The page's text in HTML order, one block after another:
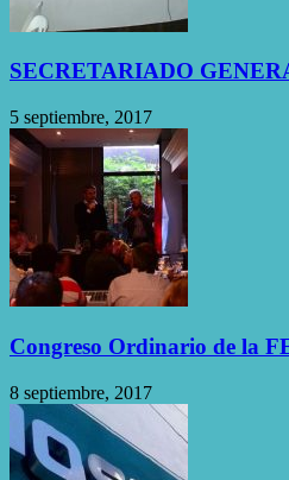
SECRETARIADO
5 septiembre, 2017
Congreso Ordinario de la
8 septiembre, 2017